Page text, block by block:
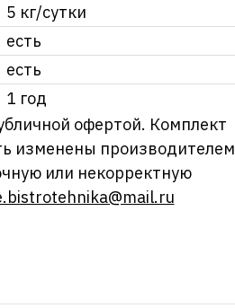
5 кг/сутки
есть
есть
1 год
офертой. Комплект
изменены производителем
или некорректную